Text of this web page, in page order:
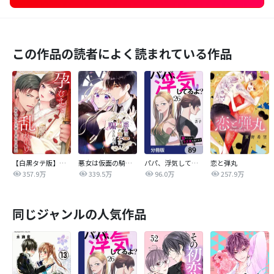
この作品の読者によく読まれている作品
【白黒タテ版】孕むまで乱れいけ～身代わり花嫁と軍服の猛愛
357.9万
悪女は仮面の騎士に騙されない
339.5万
パパ、浮気してるよ？娘と二人でクズ夫を捨てます【分冊版】
96.0万
恋と弾丸
257.9万
同じジャンルの人気作品